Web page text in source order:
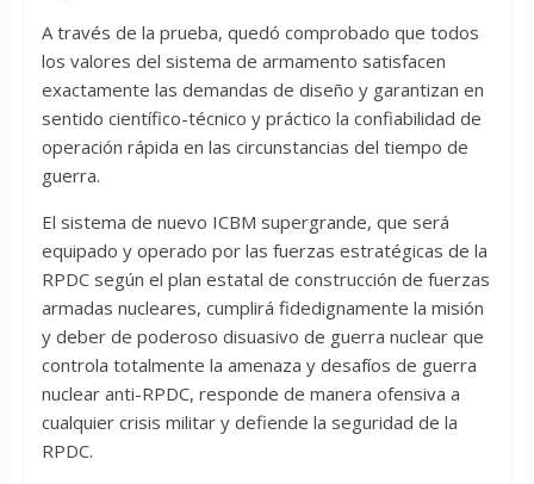
A través de la prueba, quedó comprobado que todos
los valores del sistema de armamento satisfacen
exactamente las demandas de diseño y garantizan en
sentido científico-técnico y práctico la confiabilidad de
operación rápida en las circunstancias del tiempo de
guerra.
El sistema de nuevo ICBM supergrande, que será
equipado y operado por las fuerzas estratégicas de la
RPDC según el plan estatal de construcción de fuerzas
armadas nucleares, cumplirá fidedignamente la misión
y deber de poderoso disuasivo de guerra nuclear que
controla totalmente la amenaza y desafíos de guerra
nuclear anti-RPDC, responde de manera ofensiva a
cualquier crisis militar y defiende la seguridad de la
RPDC.